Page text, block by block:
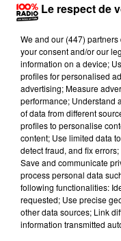
Lecture (2
100%
100% Radio les
Le respect de
We and our (447) partners
your consent and/or our
information on a device;
profiles for personalised
advertising; Measure
performance; Understand
of data from different
profiles to personalise
content; Use limited data
detect fraud, and fix
Save and communicate
process personal data
following functionalities:
requested; Use precise
other data sources; Link
information transmitted